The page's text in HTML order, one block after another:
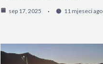
sep 17, 2025 11 mjeseci ago